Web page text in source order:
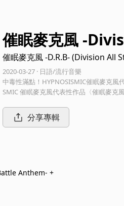
催眠麥克風 -
催眠麥克風 -D.R.B- (Division All
2020-03-27 · 日語/流行音樂
中毒性滿點！HYPNOSISMIC催眠麥克
SMIC 催眠麥克風代表性作品〈催眠麥克
hinjuku Division「麻天狼」四組元老外
ad Ass Temple」也一同熱唱，帶來更火
分享專輯
Anthem- +